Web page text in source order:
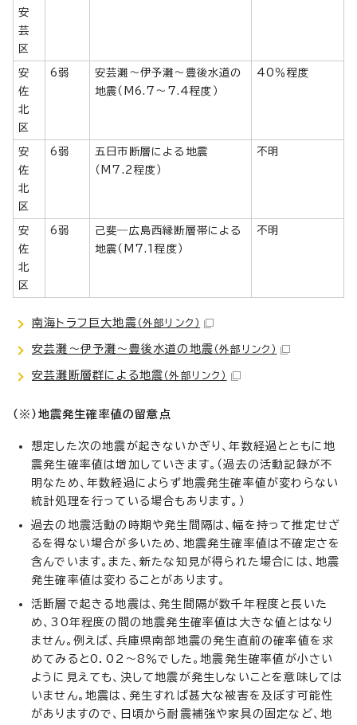
安
芸
区
安
佐
北
区
6弱
安芸灘～伊予灘～豊後水道の
地震（M6.7～7.4程度）
40％程度
安
佐
北
区
6弱
五日市断層による地震
（M7.2程度）
不明
安
佐
北
区
6弱
己斐―広島西縁断層帯による
地震（M7.1程度）
不明
南海トラフ巨大地震 （外部リンク）
安芸灘～伊予灘～豊後水道の地震 （外部リンク）
安芸灘断層群による地震 （外部リンク）
（※）地震発生確率値の留意点
想定した次の地震が起きないかぎり、年数経過とともに地
震発生確率値は増加していきます。（過去の活動記録が不
明なため、年数経過によらず地震発生確率値が変わらない
統計処理を行っている場合もあります。）
過去の地震活動の時期や発生間隔は、幅を持って推定せざ
るを得ない場合が多いため、地震発生確率値は不確定さを
含んでいます。また、新たな知見が得られた場合には、地震
発生確率値は変わることがあります。
活断層で起きる地震は、発生間隔が数千年程度と長いた
め、30年程度の間の地震発生確率値は大きな値とはなり
ません。例えば、兵庫県南部地震の発生直前の確率値を求
めてみると0．02〜8％でした。地震発生確率値が小さい
ように見えても、決して地震が発生しないことを意味しては
いません。地震は、発生すれば甚大な被害を及ぼす可能性
がありますので、日頃から耐震補強や家具の固定など、地